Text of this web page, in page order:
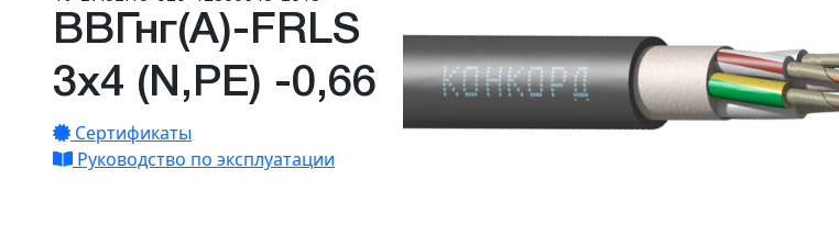
ВВГнг(А)-FRLS
3х4 (N,PE) -0,66
Сертификаты
Руководство по эксплуатации